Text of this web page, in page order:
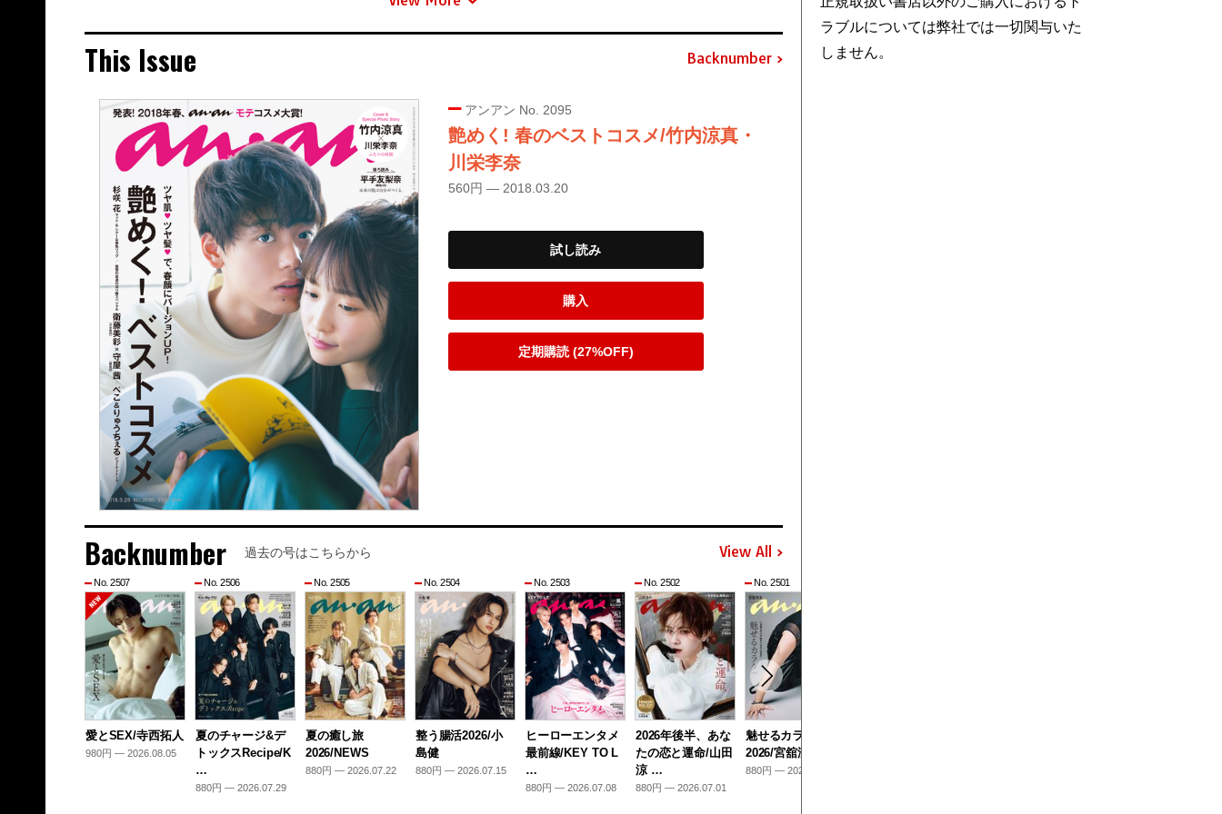
This Issue Backnumber
アンアン No. 2095
艶めく! 春のベストコスメ/竹内涼真・
川栄李奈
560円 — 2018.03.20
試し読み
購入
定期購読 (27%OFF)
Backnumber 過去の号はこちらから View All
No. 2507
愛とSEX/寺西拓人
980円 — 2026.08.05
No. 2506
夏のチャージ&デ
トックスRecipe/K
…
880円 — 2026.07.29
No. 2505
夏の癒し旅
2026/NEWS
880円 — 2026.07.22
No. 2504
整う腸活2026/小
島健
880円 — 2026.07.15
No. 2503
ヒーローエンタメ
最前線/KEY TO L
…
880円 — 2026.07.08
No. 2502
2026年後半、あな
たの恋と運命/山田
涼 …
880円 — 2026.07.01
No. 2501
魅せるカラダ
2026/宮舘涼太
880円 — 2026.06.24
ラブルについては弊社では一切関与いた
しません。